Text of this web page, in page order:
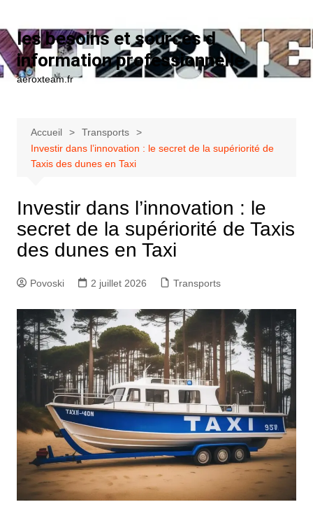
les besoins et sources d
information professionnelle
aeroxteam.fr
Accueil
Transports
Investir dans l’innovation : le secret de la supériorité de
Taxis des dunes en Taxi
Investir dans l’innovation : le
secret de la supériorité de Taxis
des dunes en Taxi
Povoski 2 juillet 2026 Transports